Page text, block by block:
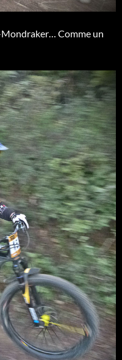
Comme un